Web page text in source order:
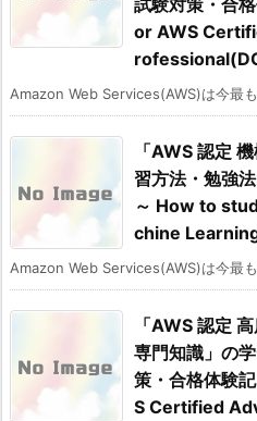
or AWS
Amazon Web Services(AWS)は今最
「AWS 認定
習方法・勉強
～ How to
chine
Amazon Web Services(AWS)は今最
「AWS 認定
専門知識」の
策・合格体験
S Certified